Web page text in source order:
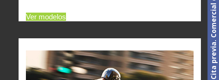
Ver modelos Cita previa. Comercial o Taller